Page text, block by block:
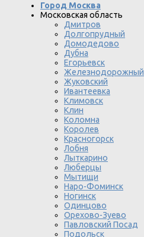
Город Москва
Московская область
Дмитров
Долгопрудный
Домодедово
Дубна
Егорьевск
Железнодорожный
Жуковский
Ивантеевка
Климовск
Клин
Коломна
Королев
Красногорск
Лобня
Лыткарино
Люберцы
Мытищи
Наро-Фоминск
Ногинск
Одинцово
Орехово-Зуево
Павловский Посад
Подольск